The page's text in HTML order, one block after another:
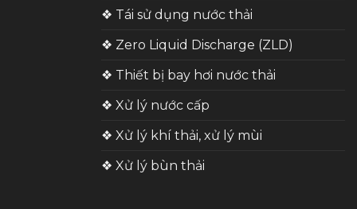
❖ Tái sử dụng nước thải
❖ Zero Liquid Discharge (ZLD)
❖ Thiết bị bay hơi nước thải
❖ Xử lý nước cấp
❖ Xử lý khí thải, xử lý mùi
❖ Xử lý bùn thải